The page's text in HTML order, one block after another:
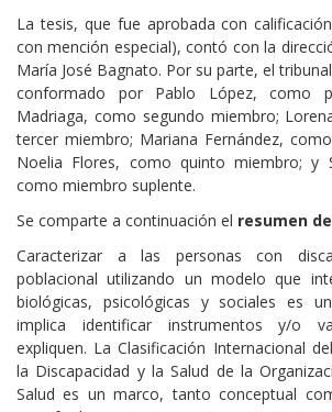
La tesis, que fue aprobada con
con mención especial), contó con la
María José Bagnato. Por su parte, el
conformado por Pablo López, como
Madriaga, como segundo miembro;
tercer miembro; Mariana Fernández,
Noelia Flores, como quinto miembro; y
como miembro suplente.
Se comparte a continuación el resumen
Caracterizar a las personas con
poblacional utilizando un modelo que
biológicas, psicológicas y sociales es
implica identificar instrumentos y/o
expliquen. La Clasificación Internacional
la Discapacidad y la Salud de la
Salud es un marco, tanto conceptual